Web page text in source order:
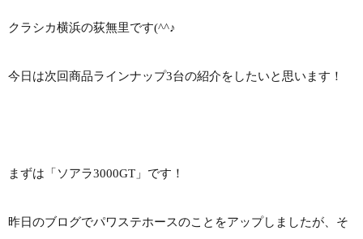
クラシカ横浜の荻無里です(^^♪
今日は次回商品ラインナップ3台の紹介をしたいと思います！
まずは「ソアラ3000GT」です！
昨日のブログでパワステホースのことをアップしましたが、そ